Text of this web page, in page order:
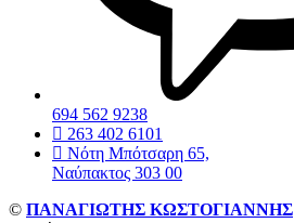
694 562 9238
263 402 6101
Νότη Μπότσαρη 65,
Ναύπακτος 303 00
© ΠΑΝΑΓΙΩΤΗΣ ΚΩΣΤΟΓΙΑΝΝΗΣ